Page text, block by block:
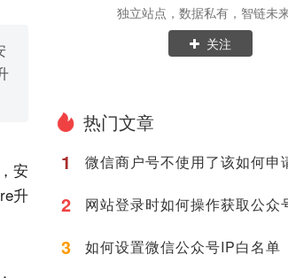
安
升
独立站点，数据私有，智链未
关注
热门文章
1
微信商户号不使用了该如何申
2 网站登录时如何操作获取公众
3 如何设置微信公众号IP白名单